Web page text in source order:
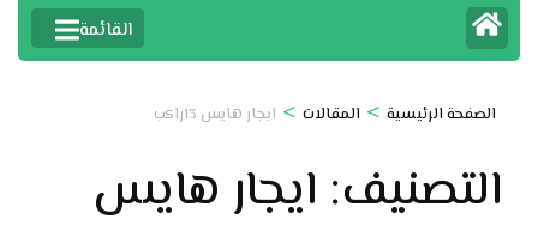
القائمة
الصفحة الرئيسية > المقالات > ايجار هايس 13راكب
التصنيف: ايجار هايس